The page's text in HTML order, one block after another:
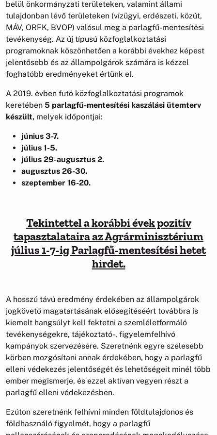
belül önkormányzati területeken, valamint állami
tulajdonban lévő területeken (vízügyi, erdészeti, közút,
MÁV, ORFK, BVOP) valósul meg a parlagfű-mentesítési
tevékenység. Az új típusú közfoglalkoztatási
programoknak köszönhetően a korábbi évekhez képest
jelentősebb és az állampolgárok számára is kézzel
foghatóbb eredményeket értünk el.
A 2019. évben futó közfoglalkoztatási programok
keretében 5 parlagfű-mentesítési kaszálási ütemterv
készült, melyek időpontjai:
június 3-7.
július 1-5.
július 29-augusztus 2.
augusztus 26-30.
szeptember 16-20.
Tekintettel a korábbi évek pozitív
tapasztalataira az Agrárminisztérium
július 1-7-ig Parlagfű-mentesítési hetet
hirdet.
A hosszú távú eredmény érdekében az állampolgárok
jogkövető magatartásának elősegítéséért továbbra is
kiemelt hangsúlyt kell fektetni a szemléletformáló
tevékenységekre, tájékoztató-, figyelemfelhívó
kampányok szervezésére. Szeretnénk egyre szélesebb
körben mozgósítani annak érdekében, hogy a parlagfű
elleni védekezés jelentőségét és lehetőségeit minél több
ember megismerje, és ezzel aktívan vegyen részt a
parlagfű elleni védekezésben.
Ezúton szeretnénk felhívni minden földtulajdonos és
földhasználó figyelmét, hogy a parlagfű